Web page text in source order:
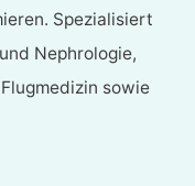
Spezialisiert
Nephrologie,
sowie